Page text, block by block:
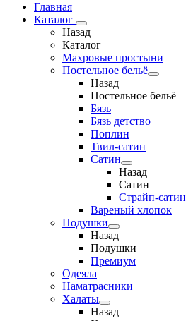
Главная
Каталог
Назад
Каталог
Махровые простыни
Постельное бельё
Назад
Постельное бельё
Бязь
Бязь детство
Поплин
Твил-сатин
Сатин
Назад
Сатин
Страйп-сатин
Вареный хлопок
Подушки
Назад
Подушки
Премиум
Одеяла
Наматрасники
Халаты
Назад